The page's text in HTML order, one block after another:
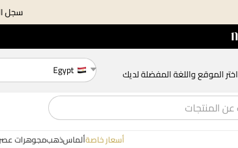
سجل الآن
اختر الموقع واللغة المفضلة لديك Egypt
أسعار خاصةألماسذهبمجوهرات